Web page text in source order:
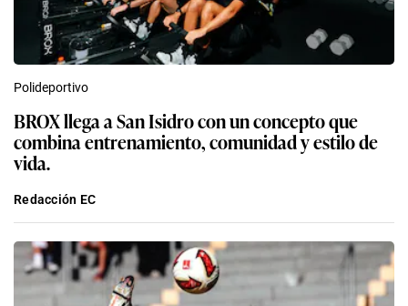
Polideportivo
BROX llega a San Isidro con un concepto que
combina entrenamiento, comunidad y estilo de
vida.
Redacción EC